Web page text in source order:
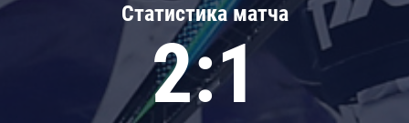
Статистика матча
2:1